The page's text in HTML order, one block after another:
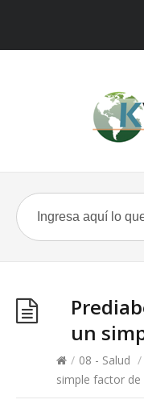
un
/ 08 - Salud /
simple factor de